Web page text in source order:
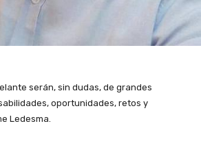
serán, sin dudas, de grandes
oportunidades, retos y
Ledesma.